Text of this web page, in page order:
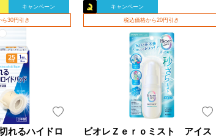
キャンペーン
ら30円引き
れるハイドロ
キャンペーン
税込価格から20円引き
ビオレＺｅｒｏミスト アイス